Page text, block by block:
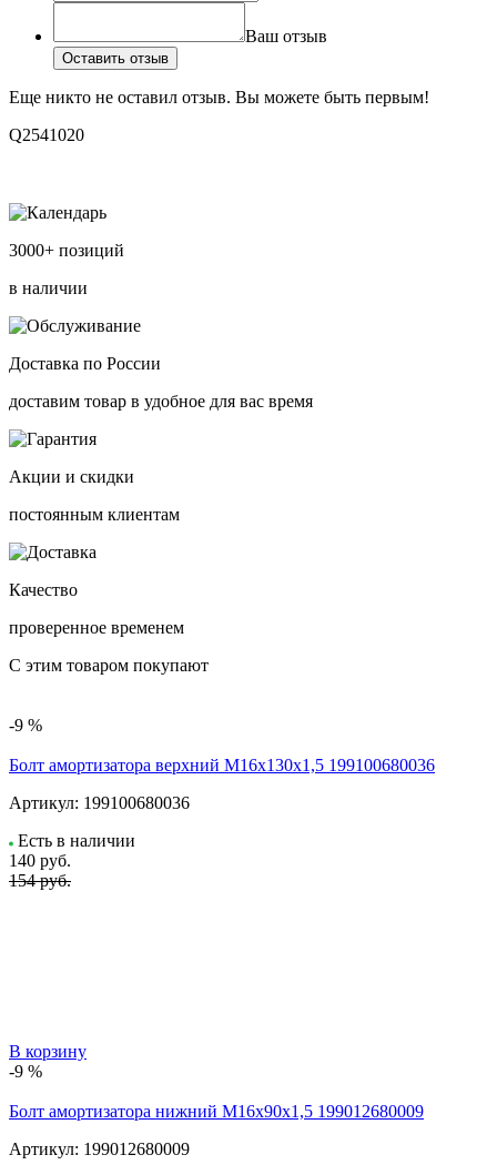
Ваш отзыв
Оставить отзыв
Еще никто не оставил отзыв. Вы можете быть первым!
Q2541020
3000+ позиций
в наличии
Доставка по России
доставим товар в удобное для вас время
Акции и скидки
постоянным клиентам
Качество
проверенное временем
С этим товаром покупают
-9 %
Болт амортизатора верхний М16х130х1,5 199100680036
Артикул: 199100680036
Есть в наличии
140 руб.
154 руб.
В корзину
-9 %
Болт амортизатора нижний М16х90х1,5 199012680009
Артикул: 199012680009